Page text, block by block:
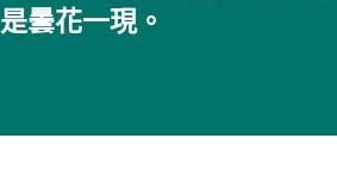
是曇花一現。